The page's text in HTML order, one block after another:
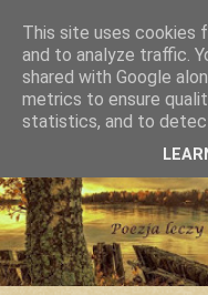
This site uses cookies
and to analyze traffic.
shared with Google
metrics to ensure
statistics, and to